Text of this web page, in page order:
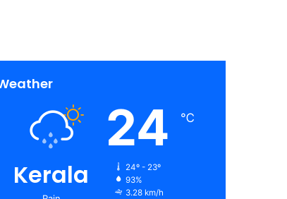
Kerala
24 ℃
24º - 23º
93%
3.28 km/h